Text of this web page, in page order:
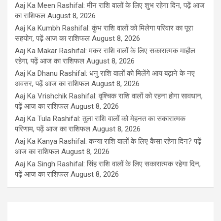
Aaj Ka Meen Rashifal: मीन राशि वालों के लिए शुभ रहेगा दिन, पढ़ें आज
का राशिफल August 8, 2026
Aaj Ka Kumbh Rashifal: कुंभ राशि वालों को मिलेगा परिवार का पूरा
सहयोग, पढ़ें आज का राशिफल August 8, 2026
Aaj Ka Makar Rashifal: मकर राशि वालों के लिए सकारात्मक माहौल
रहेगा, पढ़ें आज का राशिफल August 8, 2026
Aaj Ka Dhanu Rashifal: धनु राशि वालों को मिलेंगे आय बढ़ाने के नए
अवसर, पढ़ें आज का राशिफल August 8, 2026
Aaj Ka Vrishchik Rashifal: वृश्चिक राशि वालों को रहना होगा सावधान,
पढ़ें आज का राशिफल August 8, 2026
Aaj Ka Tula Rashifal: तुला राशि वालों को मेहनत का सकारात्मक
परिणाम, पढ़ें आज का राशिफल August 8, 2026
Aaj Ka Kanya Rashifal: कन्या राशि वालों के लिए कैसा रहेगा दिन? पढ़ें
आज का राशिफल August 8, 2026
Aaj Ka Singh Rashifal: सिंह राशि वालों के लिए सकारात्मक रहेगा दिन,
पढ़ें आज का राशिफल August 8, 2026